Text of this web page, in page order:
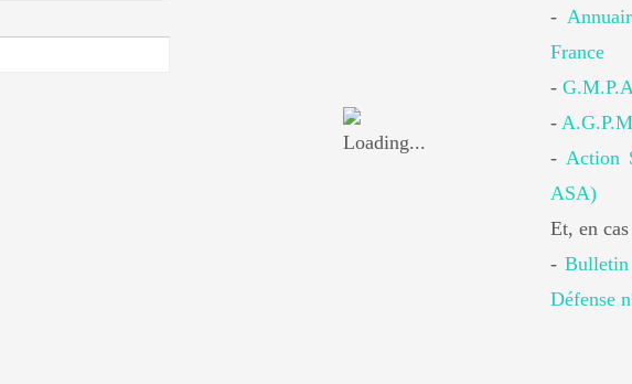
-
France
-
-
- Action
ASA)
Et, en
-
Défense